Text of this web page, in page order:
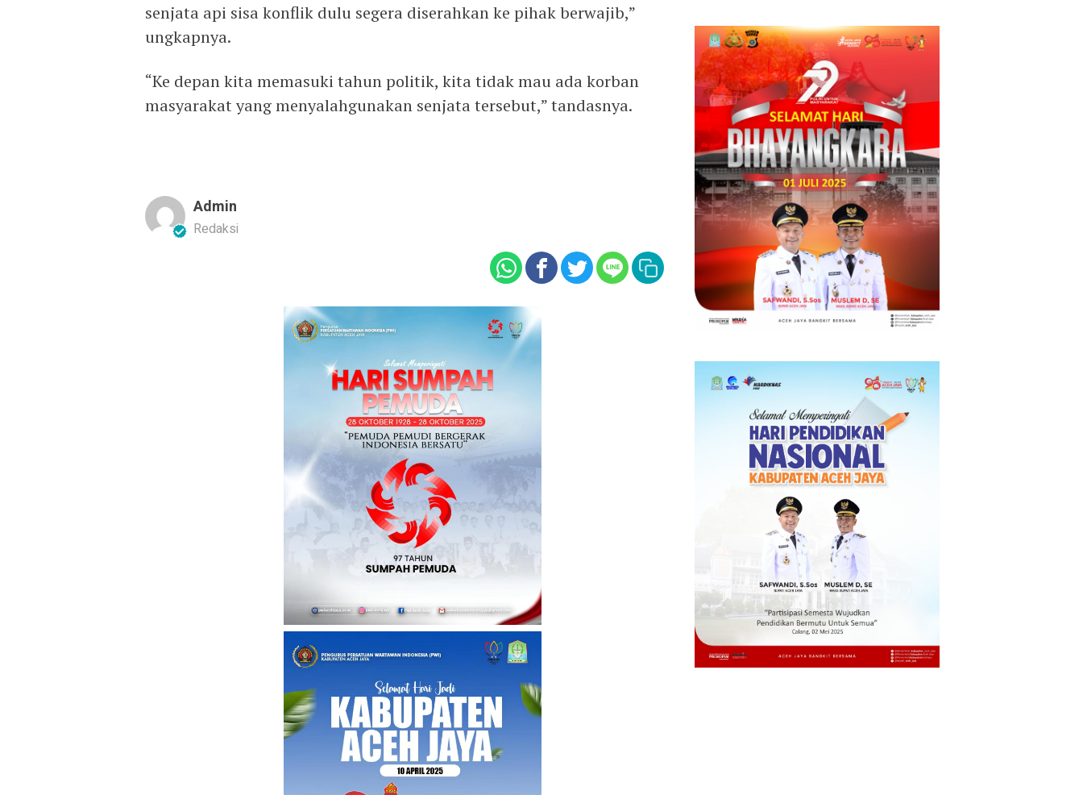
senjata api sisa konflik dulu segera diserahkan ke pihak berwajib,”
ungkapnya.
“Ke depan kita memasuki tahun politik, kita tidak mau ada korban
masyarakat yang menyalahgunakan senjata tersebut,” tandasnya.
Admin
Redaksi